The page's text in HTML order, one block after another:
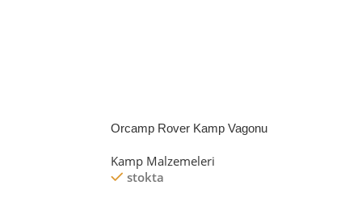
Orcamp Rover Kamp Vagonu
Kamp Malzemeleri
stokta